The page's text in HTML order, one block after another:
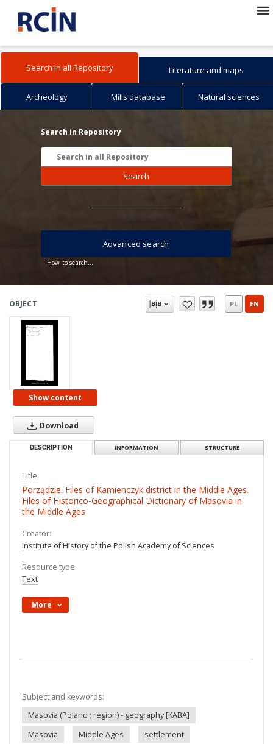
Search in all Repository Literature and maps
Archeology Mills database Natural sciences
Search in Repository
Search
How to search...
Advanced search
OBJECT PL EN
Show content
Download
DESCRIPTION INFORMATION STRUCTURE
Title:
Porządzie. Files of Kamienczyk district in the Middle Ages.
Files of Historico-Geographical Dictionary of Masovia in
the Middle Ages
Creator:
Institute of History of the Polish Academy of Sciences
Resource type:
Text
More
Subject and keywords:
Masovia (Poland ; region) - geography [KABA]
Masovia
Middle Ages
settlement